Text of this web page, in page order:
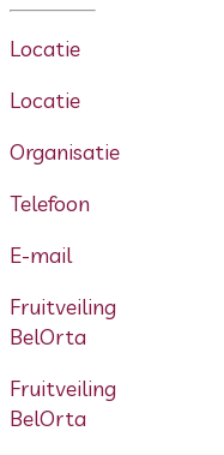
Locatie
Locatie
Organisatie
Telefoon
E-mail
Fruitveiling
BelOrta
Fruitveiling
BelOrta